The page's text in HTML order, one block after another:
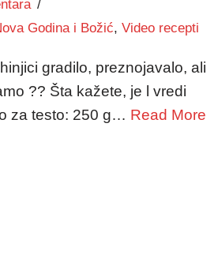
Godina i Božić, Video recepti
gradilo, preznojavalo, ali
?? Šta kažete, je l vredi
za testo: 250 g… Read More